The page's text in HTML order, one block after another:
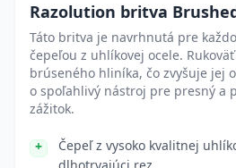
Razolution britva
Táto britva je navrhnutá pre
čepeľou z uhlíkovej ocele.
brúseného hliníka, čo zvyšuje jej
o spoľahlivý nástroj pre presný a
zážitok.
Čepeľ z vysoko kvalitnej